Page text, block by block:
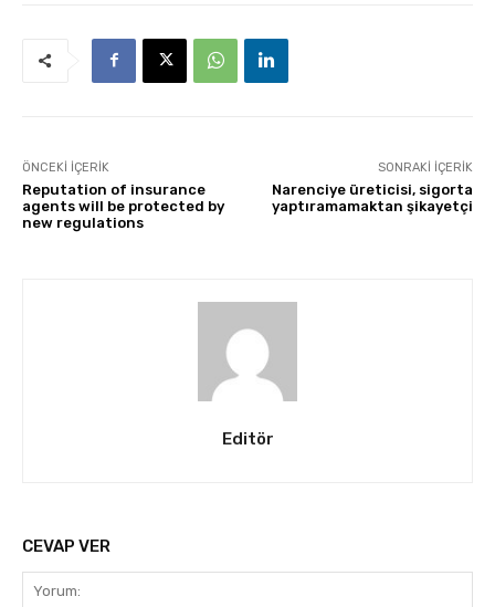
ÖNCEKI İÇERIK
Reputation of insurance
agents will be protected by
new regulations
SONRAKI İÇERIK
Narenciye üreticisi, sigorta
yaptıramamaktan şikayetçi
Editör
CEVAP VER